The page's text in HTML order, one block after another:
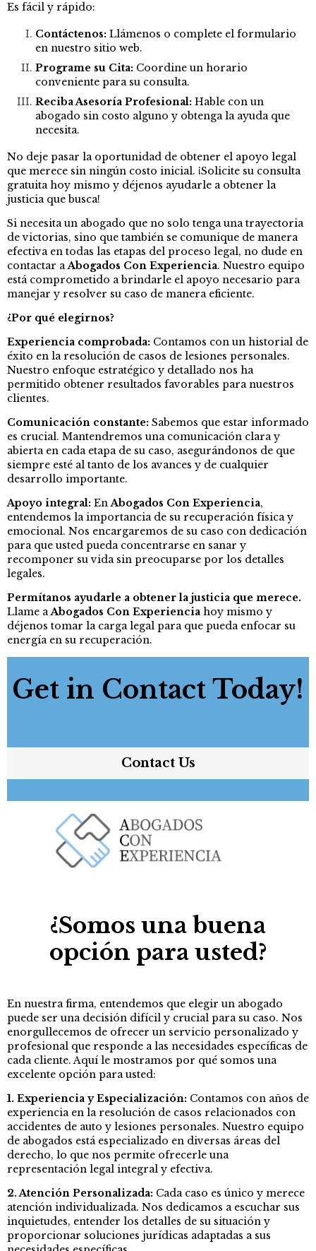
Es fácil y rápido:
Contáctenos: Llámenos o complete el formulario
en nuestro sitio web.
Programe su Cita: Coordine un horario
conveniente para su consulta.
Reciba Asesoría Profesional: Hable con un
abogado sin costo alguno y obtenga la ayuda que
necesita.
No deje pasar la oportunidad de obtener el apoyo legal
que merece sin ningún costo inicial. ¡Solicite su consulta
gratuita hoy mismo y déjenos ayudarle a obtener la
justicia que busca!
Si necesita un abogado que no solo tenga una trayectoria
de victorias, sino que también se comunique de manera
efectiva en todas las etapas del proceso legal, no dude en
contactar aAbogados Con Experiencia. Nuestro equipo
está comprometido a brindarle el apoyo necesario para
manejar y resolver su caso de manera eficiente.
¿Por qué elegirnos?
Experiencia comprobada: Contamos con un historial de
éxito en la resolución de casos de lesiones personales.
Nuestro enfoque estratégico y detallado nos ha
permitido obtener resultados favorables para nuestros
clientes.
Comunicación constante: Sabemos que estar informado
es crucial. Mantendremos una comunicación clara y
abierta en cada etapa de su caso, asegurándonos de que
siempre esté al tanto de los avances y de cualquier
desarrollo importante.
Apoyo integral: EnAbogados Con Experiencia,
entendemos la importancia de su recuperación física y
emocional. Nos encargaremos de su caso con dedicación
para que usted pueda concentrarse en sanar y
recomponer su vida sin preocuparse por los detalles
legales.
Permítanos ayudarle a obtener la justicia que merece.
Llame aAbogados Con Experiencia hoy mismo y
déjenos tomar la carga legal para que pueda enfocar su
energía en su recuperación.
Get in Contact Today!
Contact Us
¿Somos una buena
opción para usted?
En nuestra firma, entendemos que elegir un abogado
puede ser una decisión difícil y crucial para su caso. Nos
enorgullecemos de ofrecer un servicio personalizado y
profesional que responde a las necesidades específicas de
cada cliente. Aquí le mostramos por qué somos una
excelente opción para usted:
1. Experiencia y Especialización: Contamos con años de
experiencia en la resolución de casos relacionados con
accidentes de auto y lesiones personales. Nuestro equipo
de abogados está especializado en diversas áreas del
derecho, lo que nos permite ofrecerle una
representación legal integral y efectiva.
2. Atención Personalizada: Cada caso es único y merece
atención individualizada. Nos dedicamos a escuchar sus
inquietudes, entender los detalles de su situación y
proporcionar soluciones jurídicas adaptadas a sus